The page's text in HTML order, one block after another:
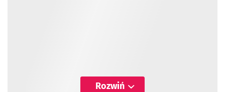
Rozwiń